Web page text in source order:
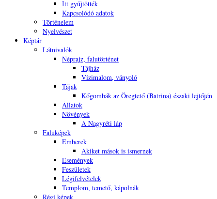
Itt gyűjtötték
Kapcsolódó adatok
Történelem
Nyelvészet
Képtár
Látnivalók
Néprajz, falutörténet
Tájház
Vízimalom, ványoló
Tájak
Kőgombák az Öregtető (Batrina) északi lejtőjén
Állatok
Növények
A Nagyréti láp
Faluképek
Emberek
Akiket mások is ismernek
Események
Feszületek
Légifelvételek
Templom, temető, kápolnák
Régi képek